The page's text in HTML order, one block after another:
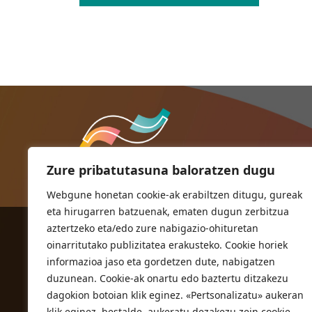
Zure pribatutasuna baloratzen dugu
Webgune honetan cookie-ak erabiltzen ditugu, gureak
eta hirugarren batzuenak, ematen dugun zerbitzua
aztertzeko eta/edo zure nabigazio-ohituretan
oinarritutako publizitatea erakusteko. Cookie horiek
informazioa jaso eta gordetzen dute, nabigatzen
duzunean. Cookie-ak onartu edo baztertu ditzakezu
dagokion botoian klik eginez. «Pertsonalizatu» aukeran
ORIOKO UDALA
Herriko plaza,1
20810 Orio (Gipuzkoa)
T. 943 83 03 46